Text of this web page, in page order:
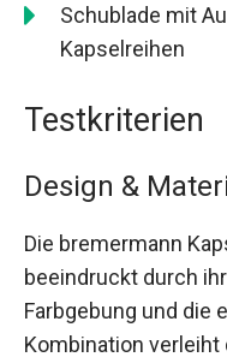
Schublade mit
Kapselreihen
Testkriterien
Design &
Die bremermann
beeindruckt durch
Farbgebung und die
Kombination